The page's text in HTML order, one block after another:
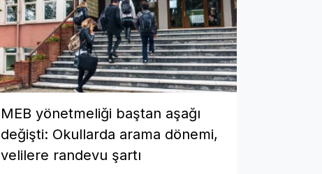
MEB yönetmeliği baştan aşağı
değişti: Okullarda arama dönemi,
velilere randevu şartı